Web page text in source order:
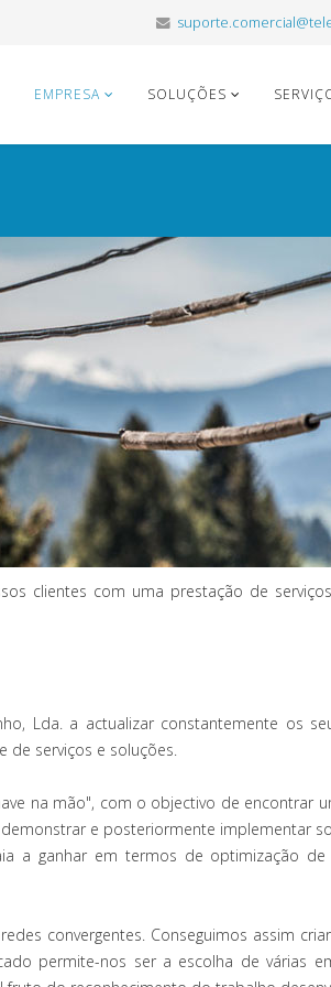
EMPRESA SOLUÇÕES
clientes com uma prestação de
Lda. a actualizar constantemente os
de serviços e soluções.
na mão", com o objectivo de encontrar
e posteriormente implementar
a ganhar em termos de optimização de
convergentes. Conseguimos assim
permite-nos ser a escolha de várias